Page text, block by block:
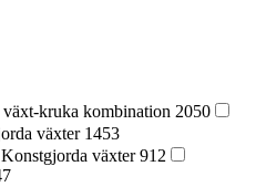
kruka kombination 2050
växter 1453
Konstgjorda växter912